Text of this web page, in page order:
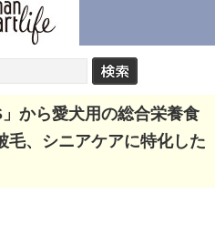
から愛犬用の総合栄養食
、シニアケアに特化した